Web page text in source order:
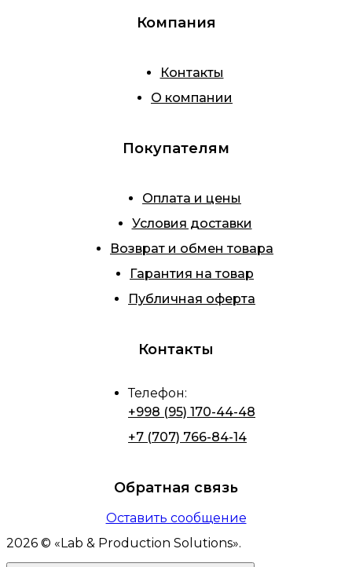
Компания
Контакты
О компании
Покупателям
Оплата и цены
Условия доставки
Возврат и обмен товара
Гарантия на товар
Публичная оферта
Контакты
Телефон:
+998 (95) 170-44-48
+7 (707) 766-84-14
Обратная связь
Оставить сообщение
2026 © « Lab & Production Solutions».